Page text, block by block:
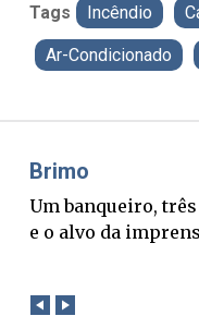
Tags Incêndio
Ar-Condicionado
Brimo
Um banqueiro,
e o alvo da